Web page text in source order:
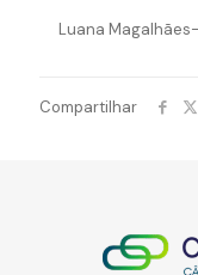
Luana
Compartilhar